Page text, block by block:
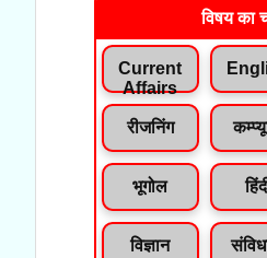
विषय का
Current
Affairs
रीजनिंग
भूगोल
विज्ञान